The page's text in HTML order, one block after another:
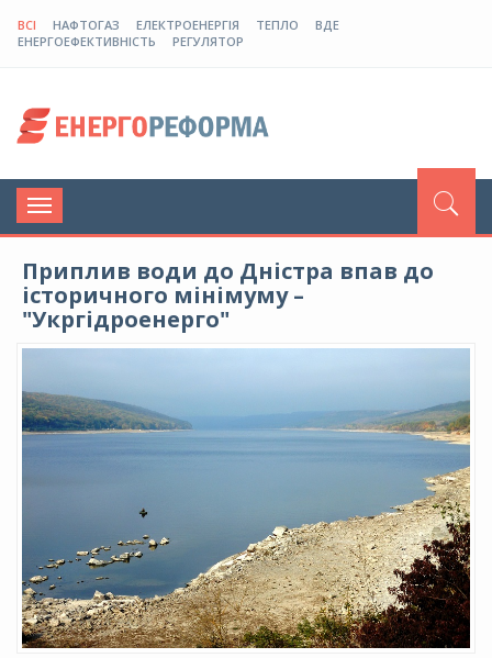
ВСІ НАФТОГАЗ ЕЛЕКТРОЕНЕРГІЯ ТЕПЛО
ВДЕ
ЕНЕРГОЕФЕКТИВНІСТЬ
РЕГУЛЯТОР
Toggle
navigation
Приплив води до Дністра впав до
історичного мінімуму –
"Укргідроенерго"